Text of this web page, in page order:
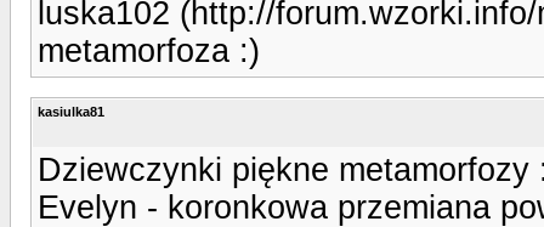
luska102 (http://
metamorfoza :)
kasiulka81
Dziewczynki piękne metamorfozy
Evelyn - koronkowa przemiana